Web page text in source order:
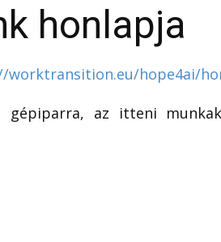
honlapja
worktransition.eu/hope4ai/
az itteni